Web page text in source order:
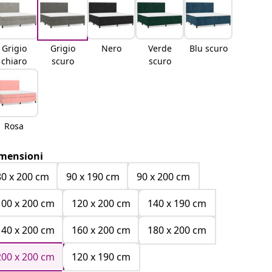
Grigio
chiaro
Grigio
scuro
Nero
Verde
scuro
Blu scuro
Rosa
x 200 cm
90 x 190 cm
90 x 200 cm
x 200 cm
120 x 200 cm
140 x 190 cm
x 200 cm
160 x 200 cm
180 x 200 cm
x 200 cm
120 x 190 cm